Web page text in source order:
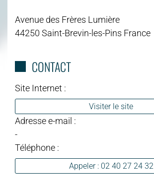
Avenue des Frères Lumière
44250 Saint-Brevin-les-Pins France
CONTACT
Site Internet :
Visiter le site
Adresse e-mail :
-
Téléphone :
Appeler : 02 40 27 24 32